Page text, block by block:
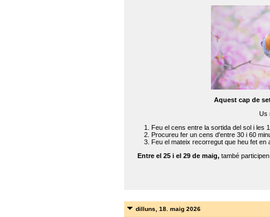
Aquest cap de
Us
Feu el cens entre la sortida del sol i les
Procureu fer un cens d'entre 30 i 60
Feu el mateix recorregut que heu fet en
Entre el 25 i el 29 de maig, també
dilluns, 18. maig 2026